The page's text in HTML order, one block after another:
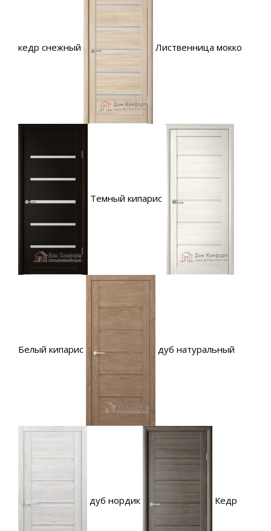
кедр снежный Лиственница мокко
Темный кипарис
Белый кипарис дуб натуральный
дуб нордик Кедр